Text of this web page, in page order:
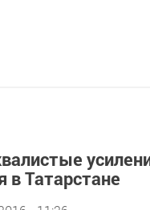
Татарстане